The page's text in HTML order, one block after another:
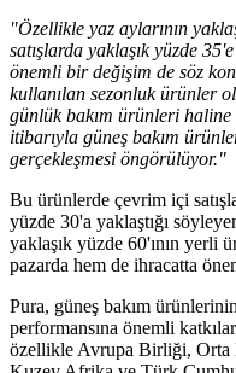
"Özellikle yaz aylarının
satışlarda yaklaşık yüzde
önemli bir değişim de söz
kullanılan sezonluk ürünler
günlük bakım ürünleri
itibarıyla güneş bakım
gerçekleşmesi öngörülüyor."
Bu ürünlerde çevrim içi
yüzde 30'a yaklaştığı
yaklaşık yüzde 60'ının yerli
pazarda hem de ihracatta
Pura, güneş bakım
performansına önemli
özellikle Avrupa Birliği,